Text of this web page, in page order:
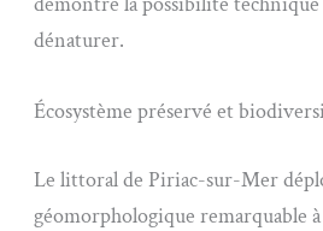
dénaturer.
Écosystème préservé et
Le littoral de Piriac-sur-Mer
géomorphologique remarquable